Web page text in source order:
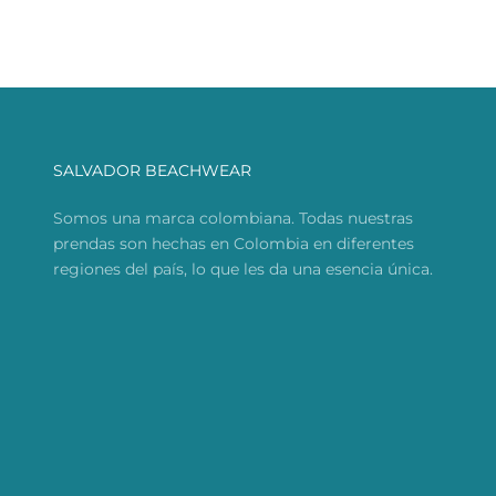
SALVADOR BEACHWEAR
Somos una marca colombiana. Todas nuestras
prendas son hechas en Colombia en diferentes
regiones del país, lo que les da una esencia única.